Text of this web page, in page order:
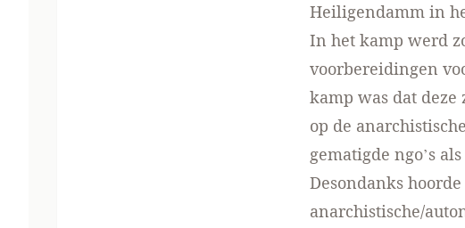
Heiligendamm in
In het kamp werd
voorbereidingen
kamp was dat
op de
gematigde ngo’s
Desondanks
anarchistische/